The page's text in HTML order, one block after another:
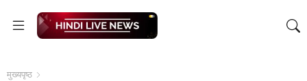
मुख्यपृष्ठ